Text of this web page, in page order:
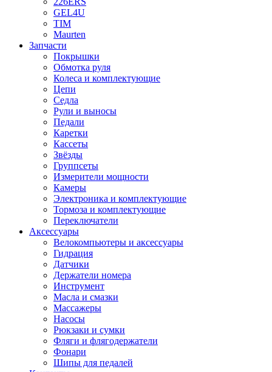
GEL4U
TIM
Maurten
Запчасти
Покрышки
Обмотка руля
Колеса и комплектующие
Цепи
Седла
Рули и выносы
Педали
Каретки
Кассеты
Звёзды
Группсеты
Измерители мощности
Камеры
Электроника и комплектующие
Тормоза и комплектующие
Переключатели
Аксессуары
Велокомпьютеры и аксессуары
Гидрация
Датчики
Держатели номера
Инструмент
Масла и смазки
Массажеры
Насосы
Рюкзаки и сумки
Фляги и флягодержатели
Фонари
Шипы для педалей